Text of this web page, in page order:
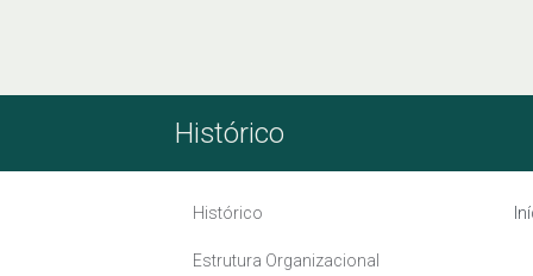
Histórico
Histórico
Estrutura Organizacional